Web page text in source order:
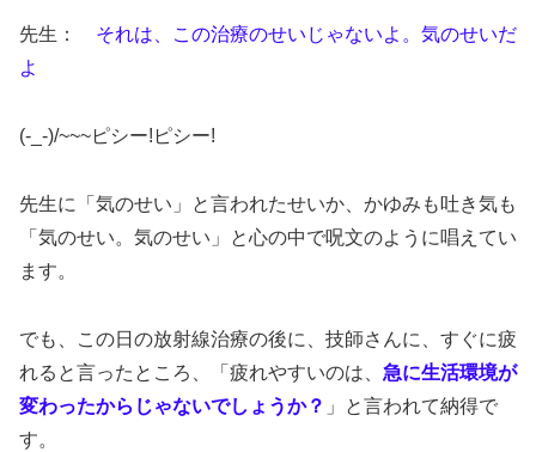
先生： それは、この治療のせいじゃないよ。気のせいだ
よ
(-_-)/~~~ピシー!ピシー!
先生に「気のせい」と言われたせいか、かゆみも吐き気も
「気のせい。気のせい」と心の中で呪文のように唱えてい
ます。
でも、この日の放射線治療の後に、技師さんに、すぐに疲
れると言ったところ、「疲れやすいのは、 急に生活環境が
変わったからじゃないでしょうか？ 」と言われて納得で
す。